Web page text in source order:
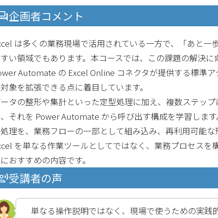
企画者コメント
は多くの業務現場で活用されている一方で、「あと
い領域でもあります。本コースでは、この課題の解決
Automate の Excel Online コネクタが提供する標準
象を拡張できる点に着目しています。
タの整形や集計といった定型処理に加え、複数ステッ
、それを Power Automate から呼び出す構成を学習しま
理を、業務フローの一部として組み込み、再利用可能
を単なる作業ツールとしてではなく、業務プロセス
おすすめの内容です。
受講者の声
単なる操作説明ではなく、現場で使うための実践